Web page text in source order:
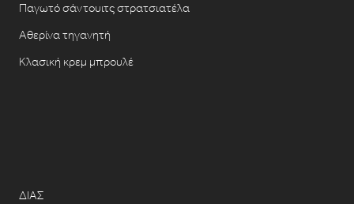
Παγωτό σάντουιτς στρατσιατέλα
Αθερίνα τηγανητή
Κλασική κρεμ μπρουλέ
ΔΙΑΣ